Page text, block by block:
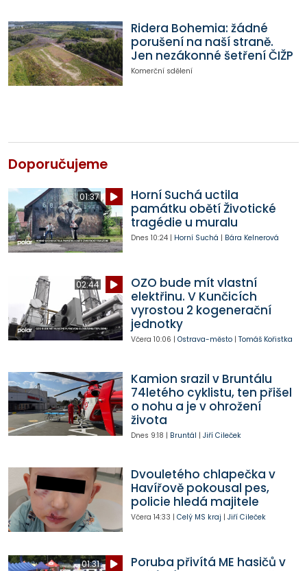
Ridera Bohemia: žádné
porušení na naší straně.
Jen nezákonné šetření ČIŽP
Komerční sdělení
Doporučujeme
01:37
Horní Suchá uctila
památku obětí Životické
tragédie u muralu
Dnes 10:24| Horní Suchá | Bára Kelnerová
02:44
OZO bude mít vlastní
elektřinu. V Kunčicích
vyrostou 2 kogenerační
jednotky
Včera 10:06 | Ostrava-město| Tomáš Kořistka
Kamion srazil v Bruntálu
74letého cyklistu, ten přišel
o nohu a je v ohrožení
života
Dnes 9:18 | Bruntál | Jiří Cileček
Dvouletého chlapečka v
Havířově pokousal pes,
policie hledá majitele
Včera 14:33 | Celý MS kraj | Jiří Cileček
01:31
Poruba přivítá ME hasičů v